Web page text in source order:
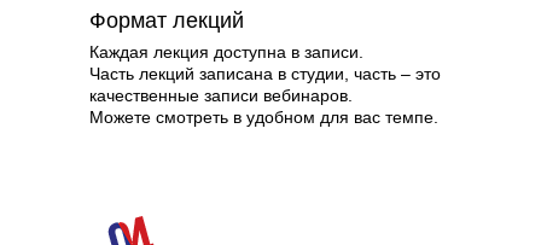
Формат лекций
Каждая лекция доступна в записи.
Часть лекций записана в студии, часть – это
качественные записи вебинаров.
Можете смотреть в удобном для вас темпе.